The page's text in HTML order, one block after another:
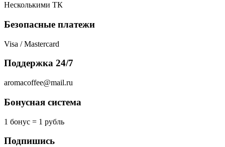
Несколькими ТК
Безопасные платежи
Visa / Mastercard
Поддержка 24/7
aromacoffee@mail.ru
Бонусная система
1 бонус = 1 рубль
Подпишись